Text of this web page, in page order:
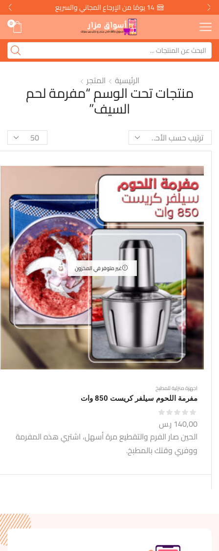
14 يومًا من الإرجاع المجاني والسريع
0
الرئيسية المتجر
منتجات تحت الوسم “مفرمة لحم
السيف”
غير متوفر في المخزون
اجهزة منزلية للمطبخ
مفرمة اللحوم سيلفر كريست 850 وات
140,00 ر.س
الحين صار الفرم والتقطيع مرة أسهل، اشتري هذه المفرمة
ووفري وقتك بالمطبخ.